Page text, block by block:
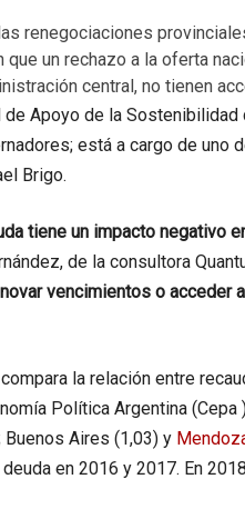
renegociaciones
un rechazo a la oferta
central, no tienen
de Apoyo de la Sostenibilidad
está a cargo de uno
Brigo.
tiene un impacto negativo
de la consultora
vencimientos o acceder
la relación entre
Política Argentina
Buenos Aires (1,03) y
en 2016 y 2017. En